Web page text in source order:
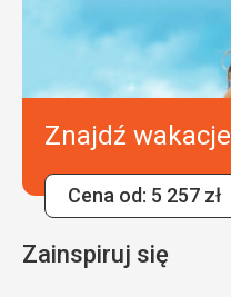
Znajdź wakacje
Cena od: 5 257 zł
Zainspiruj się